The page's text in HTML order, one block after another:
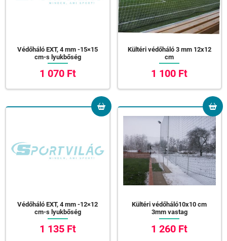
Védőháló EXT, 4 mm -15×15
cm-s lyukbőség
1 070 Ft
Kültéri védőháló 3 mm 12x12
cm
1 100 Ft
Védőháló EXT, 4 mm -12×12
cm-s lyukbőség
1 135 Ft
Kültéri védőháló10x10 cm
3mm vastag
1 260 Ft